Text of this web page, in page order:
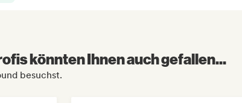
könnten Ihnen auch gefallen...
besuchst.